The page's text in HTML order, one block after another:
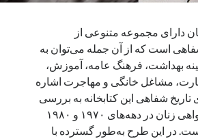
حافظ محیط زیست ایران
بزرگداشت یاد و نام استاد اسماعیل سعادت (مهر ۱۳۰۴- شهریور
دارای مجموعه متنوعی از
است که از آن جمله می‌توان به
بهداشت، فرهنگ عامه، آموزش،
مشاغل خانگی و مهاجرت اشاره
شفاهی این کتابخانه به بررسی
جنبش‌های برابری‌خواهی زنان در دهه‌های ۱۹۷۰ و ۱۹۸۰
در این طرح به‌طور گسترده با